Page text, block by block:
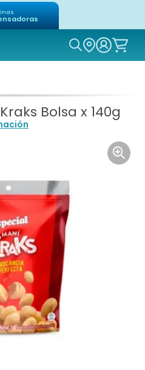
Icon of
Bolsa x 140g
Icon